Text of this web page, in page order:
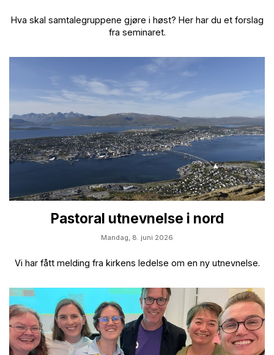
Hva skal samtalegruppene gjøre i høst? Her har du et forslag
fra seminaret.
Pastoral utnevnelse i nord
Mandag, 8. juni 2026
Vi har fått melding fra kirkens ledelse om en ny utnevnelse.